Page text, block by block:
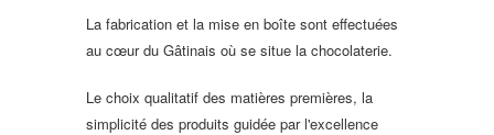
La fabrication et la mise en boîte sont effectuées
au cœur du Gâtinais où se situe la chocolaterie.
Le choix qualitatif des matières premières, la
simplicité des produits guidée par l'excellence